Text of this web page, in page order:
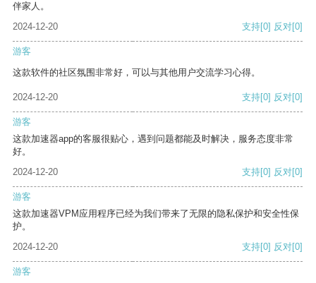
伴家人。
2024-12-20
支持[0] 反对[0]
游客
这款软件的社区氛围非常好，可以与其他用户交流学习心得。
2024-12-20 支持[0] 反对[0]
游客
这款加速器app的客服很贴心，遇到问题都能及时解决，服务态度非常
好。
2024-12-20
支持[0] 反对[0]
游客
这款加速器VPM应用程序已经为我们带来了无限的隐私保护和安全性保
护。
2024-12-20
支持[0] 反对[0]
游客